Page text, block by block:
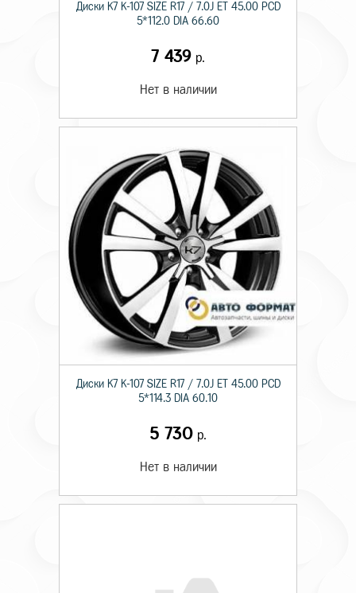
Диски K7 K-107 SIZE R17 / 7.0J ET 45.00 PCD
5*112.0 DIA 66.60
7 439 р.
Нет в наличии
Диски K7 K-107 SIZE R17 / 7.0J ET 45.00 PCD
5*114.3 DIA 60.10
5 730 р.
Нет в наличии